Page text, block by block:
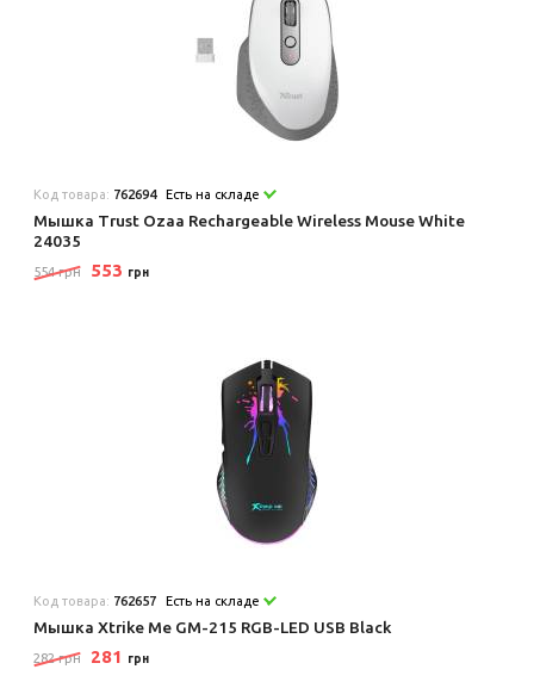
Код товара: 762694 Есть на складе
Мышка Trust Ozaa Rechargeable Wireless Mouse White
24035
554 грн 553 грн
Код товара: 762657 Есть на складе
Мышка Xtrike Me GM-215 RGB-LED USB Black
282 грн 281 грн